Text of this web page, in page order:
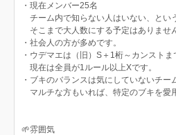
・現在メンバー25名
チーム内で知らない人はいない、とい
そこまで大人数にする予定はありませ
・社会人の方が多めです。
・ウデマエは（旧）S＋1桁～カンストま
現在は全員が1ルール以上Xです。
・ブキのバランスは気にしていないチー
マルチな方もいれば、特定のブキを愛
🌱雰囲気